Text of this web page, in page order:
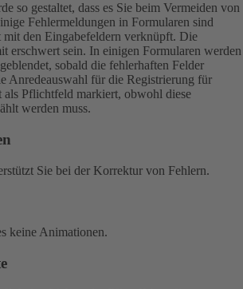
so gestaltet, dass es Sie beim Vermeiden von
Fehlermeldungen in Formularen sind
mit den Eingabefeldern verknüpft. Die
erschwert sein. In einigen Formularen werden
sobald die fehlerhaften Felder
Anredeauswahl für die Registrierung für
Pflichtfeld markiert, obwohl diese
werden muss.
Sie bei der Korrektur von Fehlern.
keine Animationen.